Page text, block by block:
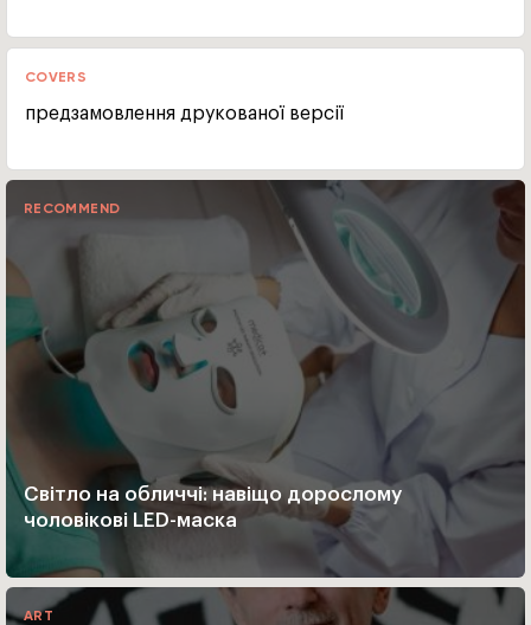
COVERS
предзамовлення друкованої версії
RECOMMEND
Світло на обличчі: навіщо дорослому
чоловікові LED-маска
ART